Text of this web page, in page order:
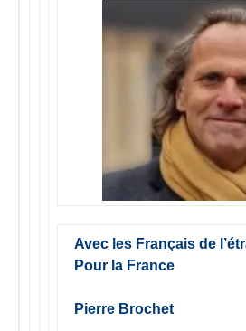
Avec les Français de
Pour la France
Pierre Brochet